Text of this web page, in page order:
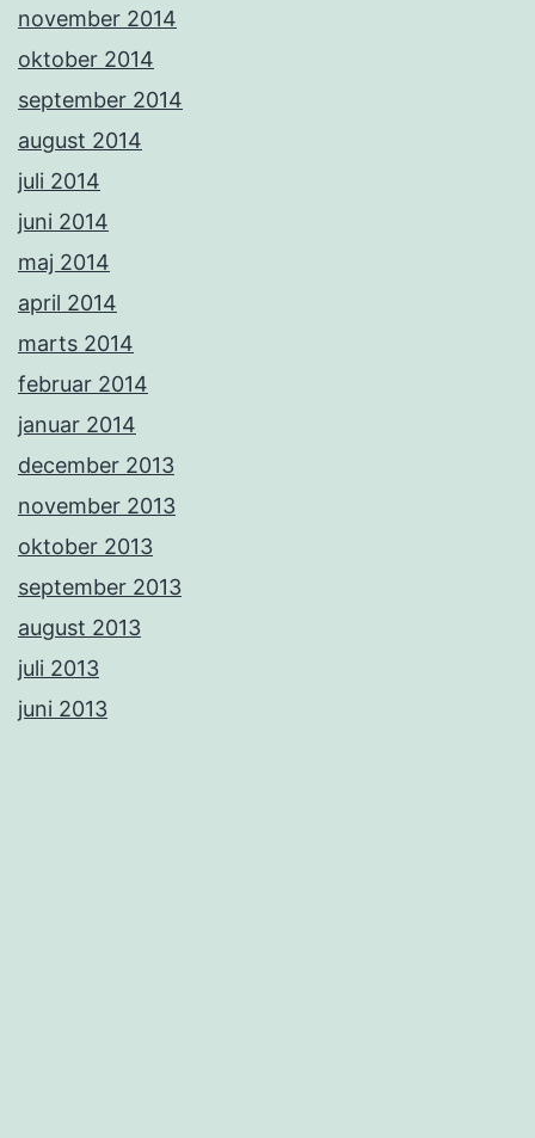
november 2014
oktober 2014
september 2014
august 2014
juli 2014
juni 2014
maj 2014
april 2014
marts 2014
februar 2014
januar 2014
december 2013
november 2013
oktober 2013
september 2013
august 2013
juli 2013
juni 2013